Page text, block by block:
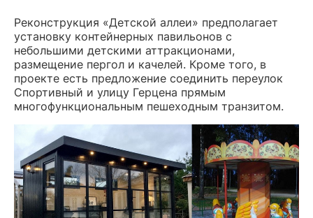
Реконструкция «Детской аллеи» предполагает
установку контейнерных павильонов с
небольшими детскими аттракционами,
размещение пергол и качелей. Кроме того, в
проекте есть предложение соединить переулок
Спортивный и улицу Герцена прямым
многофункциональным пешеходным транзитом.